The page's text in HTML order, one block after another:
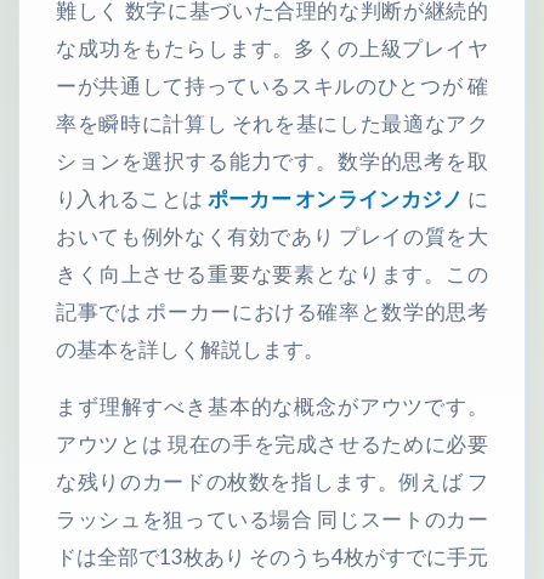
難しく 数字に基づいた合理的な判断が継続的
な成功をもたらします。多くの上級プレイヤ
ーが共通して持っているスキルのひとつが 確
率を瞬時に計算し それを基にした最適なアク
ションを選択する能力です。数学的思考を取
り入れることは ポーカー オンラインカジノ に
おいても例外なく有効であり プレイの質を大
きく向上させる重要な要素となります。この
記事では ポーカーにおける確率と数学的思考
の基本を詳しく解説します。
まず理解すべき基本的な概念がアウツです。
アウツとは 現在の手を完成させるために必要
な残りのカードの枚数を指します。例えば フ
ラッシュを狙っている場合 同じスートのカー
ドは全部で13枚あり そのうち4枚がすでに手元